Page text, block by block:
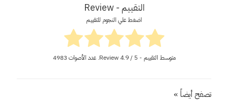
التقييم - Review
اضغط علي النجوم للتقييم
متوسط التقييم - Review 4.9/ 5. عدد الأصوات 4983
تصفح أيضاً »